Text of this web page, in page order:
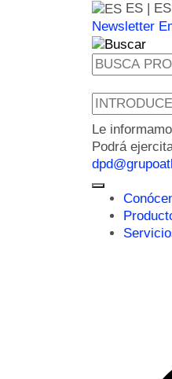
ES |
Newsletter
Le
Podrá